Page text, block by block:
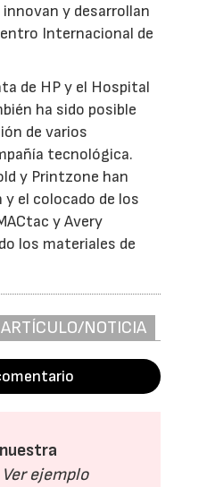
y desarrollan
Internacional de
de HP y el Hospital
ha sido posible
de varios
tecnológica.
y Printzone han
el colocado de los
y Avery
los materiales de
NOTICIA
Ver ejemplo